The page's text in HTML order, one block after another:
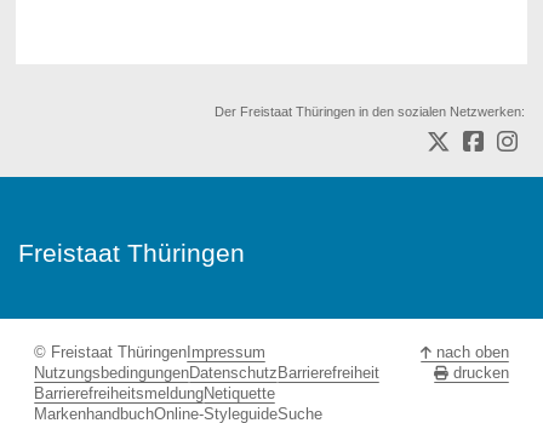
Der Freistaat Thüringen in den sozialen Netzwerken:
Freistaat Thüringen
© Freistaat Thüringen Impressum
NutzungsbedingungenDatenschutz Barrierefreiheit
BarrierefreiheitsmeldungNetiquette
MarkenhandbuchOnline-StyleguideSuche
nach oben
drucken